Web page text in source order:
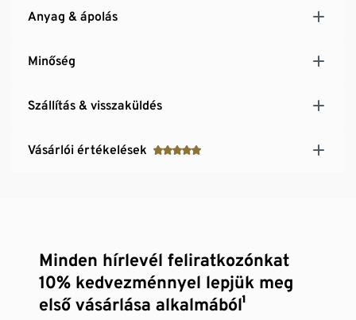
Anyag & ápolás
Minőség
Szállítás & visszaküldés
Vásárlói értékelések
Minden hírlevél feliratkozónkat
10% kedvezménnyel lepjük meg
első vásárlása alkalmából¹